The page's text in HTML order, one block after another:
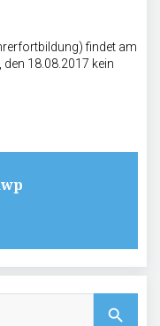
findet am
18.08.2017 kein
search